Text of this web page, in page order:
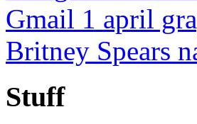
Gmail 1 april
Britney Spears
Stuff